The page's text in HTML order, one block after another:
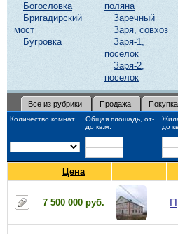
Богословка
Бригадирский
мост
Бугровка
поляна
Заречный
Заря, совхоз
Заря-1,
поселок
Заря-2,
поселок
Все из рубрики Продажа Покупка
Количество комнат
Общая площадь, от-
до кв.м.
до
-
Цена
7 500 000 руб.